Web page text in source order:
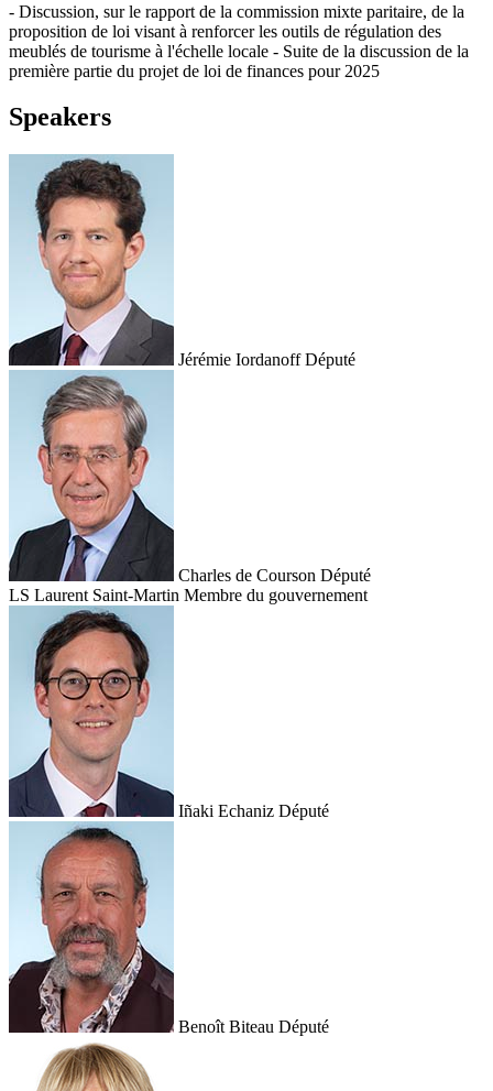
- Discussion, sur le rapport de la commission mixte paritaire, de la
proposition de loi visant à renforcer les outils de régulation des
meublés de tourisme à l'échelle locale - Suite de la discussion de la
première partie du projet de loi de finances pour 2025
Speakers
Jérémie Iordanoff Député
Charles de Courson Député
LS Laurent Saint-Martin Membre du gouvernement
Iñaki Echaniz Député
Benoît Biteau Député